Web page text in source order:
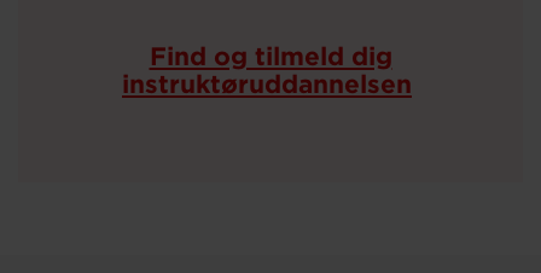
Find og tilmeld dig
instruktøruddannelsen